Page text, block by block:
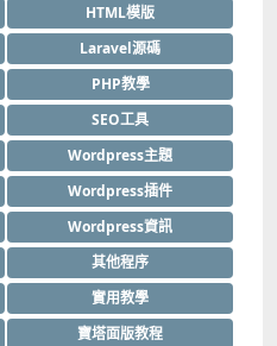
HTML模版
Laravel源碼
PHP教學
SEO工具
Wordpress主題
Wordpress插件
Wordpress資訊
其他程序
實用教學
寶塔面版教程